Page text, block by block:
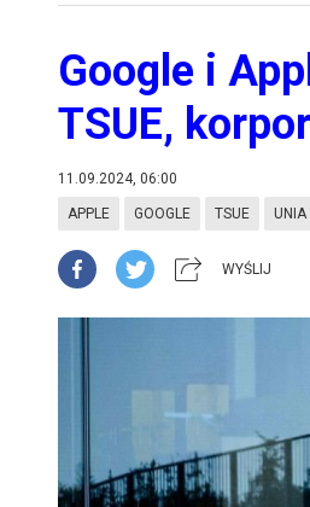
Google i
TSUE,
11.09.2024, 06:00
APPLE GOOGLE TSUE UNIA
WYŚLIJ